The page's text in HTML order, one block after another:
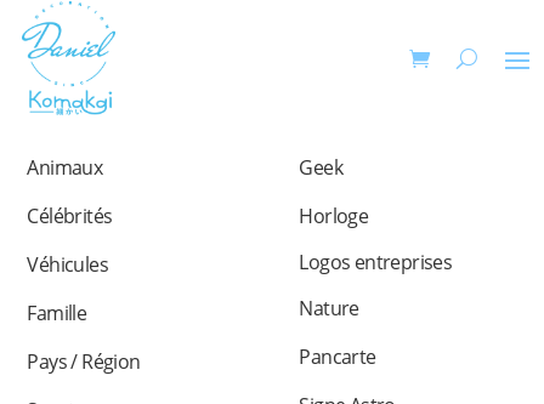
Animaux
Célébrités
Véhicules
Famille
Pays / Région
Geek
Horloge
Logos entreprises
Nature
Pancarte